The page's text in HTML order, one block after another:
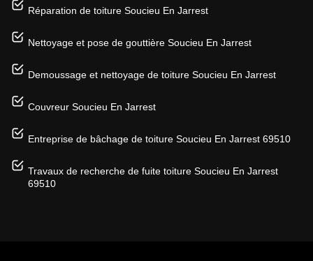
Réparation de toiture Soucieu En Jarrest
Nettoyage et pose de gouttière Soucieu En Jarrest
Demoussage et nettoyage de toiture Soucieu En Jarrest
Couvreur Soucieu En Jarrest
Entreprise de bâchage de toiture Soucieu En Jarrest 69510
Travaux de recherche de fuite toiture Soucieu En Jarrest
69510